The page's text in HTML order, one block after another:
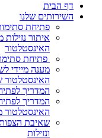
הבית
שלנו
פתיחת סתימות ביוב
איתור נזילות מים
האינסטלטור
פתיחת סתימות ביוב
מענה מיידי לשירותי
האינסטלטור שירות SOS 24 שעות ביממה
המדריך לפתיחת
המדריך לפתיחת
האינסטלטור מסביר
שאיבת הצפות מים